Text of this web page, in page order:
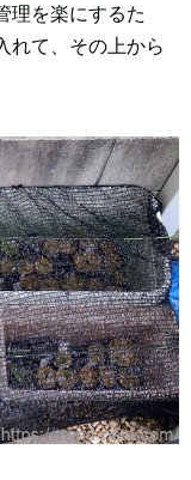
理を楽にするた
れて、その上から